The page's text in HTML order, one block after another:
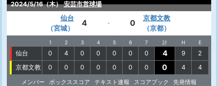
2024/5/16（木） 安芸市営球場
仙台
（宮城）
4 - 0
京都文教
（京都）
1 2 3 4 5 6 7 計 H E
仙台 0 4 0 0 0 0 0 4 9
2
京都文教
0 0 0 0 0 0 0 0 4
4
メンバー
ボックススコア テキスト速報 スコアブック 先発情報